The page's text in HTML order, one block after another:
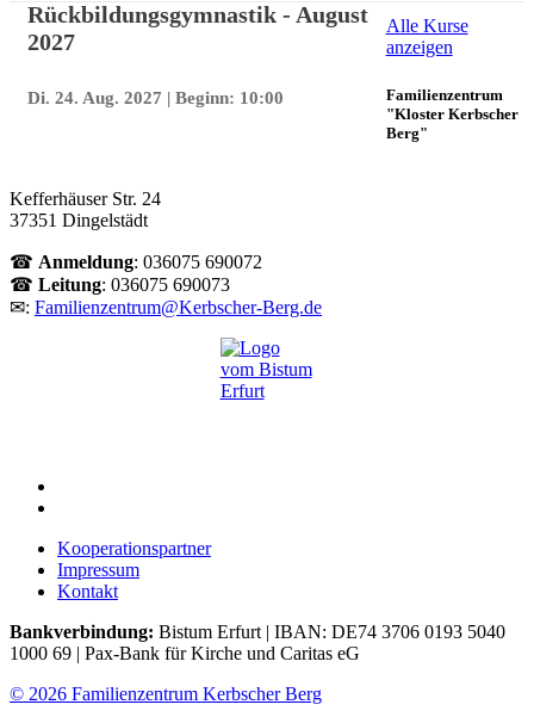
Rückbildungsgymnastik - August
2027
Di. 24. Aug. 2027 | Beginn: 10:00
Alle Kurse
anzeigen
Familienzentrum
"Kloster Kerbscher
Berg"
Kefferhäuser Str. 24
37351 Dingelstädt
☎ Anmeldung: 036075 690072
☎ Leitung: 036075 690073
✉: Familienzentrum@Kerbscher-Berg.de
Kooperationspartner
Impressum
Kontakt
Bankverbindung: Bistum Erfurt | IBAN: DE74 3706 0193 5040
1000 69 | Pax-Bank für Kirche und Caritas eG
© 2026 Familienzentrum Kerbscher Berg